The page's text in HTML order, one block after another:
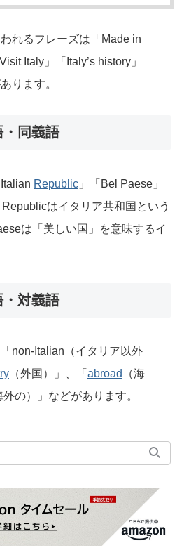
れるフレーズは「Made in
Italy」「Italy’s history」
ります。
・同義語
Republic 」「Bel Paese」
はイタリア共和国という
は「美しい国」を意味するイ
・対義語
non-Italian（イタリア以外
（外国）」、「 abroad
（海
外の）」などがあります。